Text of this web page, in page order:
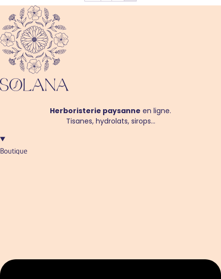
Herboristerie paysanne en ligne.
Tisanes, hydrolats, sirops…
Boutique